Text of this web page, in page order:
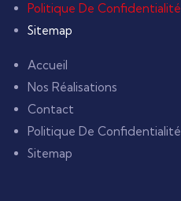
Politique De Confidentialité
Sitemap
Accueil
Nos Réalisations
Contact
Politique De Confidentialité
Sitemap